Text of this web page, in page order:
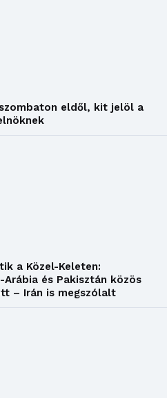
eldől, kit jelöl a
a Közel-Keleten:
Arábia és Pakisztán közös
– Irán is megszólalt